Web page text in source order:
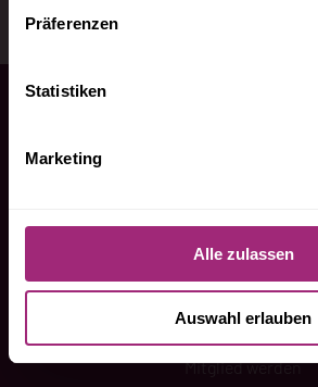
Präferenzen
Statistiken
Marketing
Alle zulassen
Auswahl erlauben
INFOS
Mitglied werden